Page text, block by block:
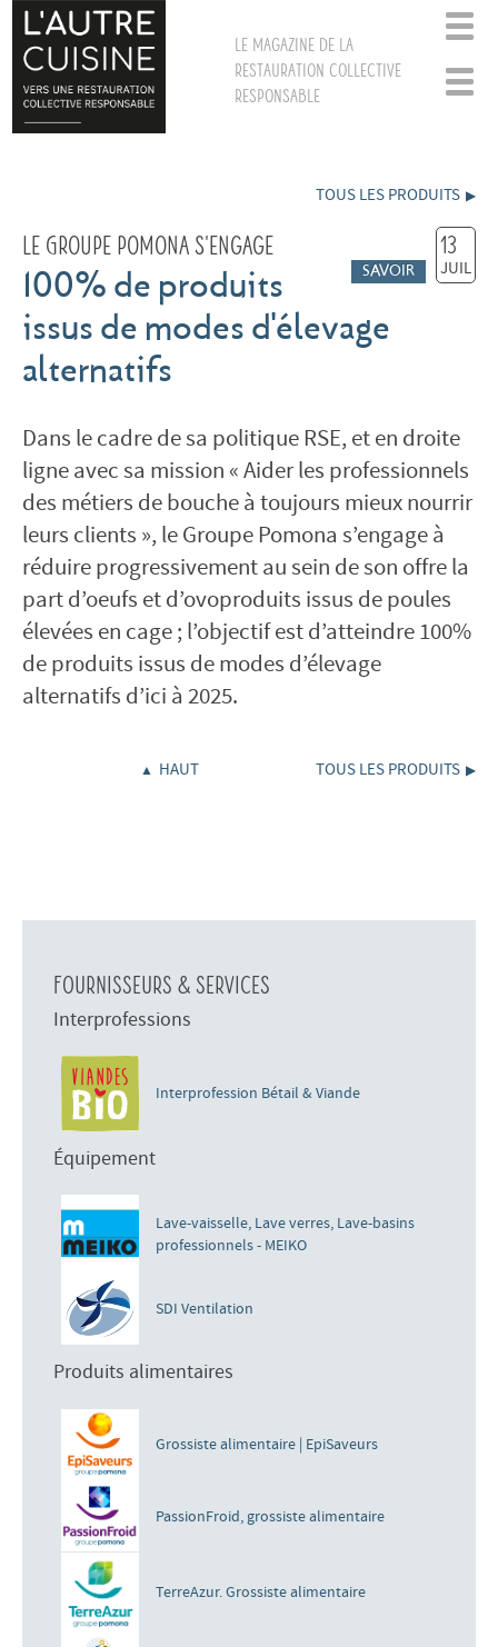
Le magazine de la
restauration collective
responsable
TOUS LES PRODUITS
13
JUIL
Le Groupe Pomona s'engage
SAVOIR
100% de produits
issus de modes d'élevage
alternatifs
Dans le cadre de sa politique RSE, et en droite
ligne avec sa mission « Aider les professionnels
des métiers de bouche à toujours mieux nourrir
leurs clients », le Groupe Pomona s’engage à
réduire progressivement au sein de son offre la
part d’oeufs et d’ovoproduits issus de poules
élevées en cage ; l’objectif est d’atteindre 100%
de produits issus de modes d’élevage
alternatifs d’ici à 2025.
HAUT TOUS LES PRODUITS
Fournisseurs & services
Interprofessions
Interprofession Bétail & Viande
Équipement
Lave-vaisselle, Lave verres, Lave-basins
professionnels - MEIKO
SDI Ventilation
Produits alimentaires
Grossiste alimentaire | EpiSaveurs
PassionFroid, grossiste alimentaire
TerreAzur. Grossiste alimentaire